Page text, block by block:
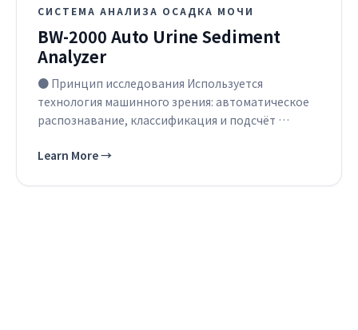
СИСТЕМА АНАЛИЗА ОСАДКА МОЧИ
BW-2000 Auto Urine Sediment
Analyzer
● Принцип исследования Используется
технология машинного зрения: автоматическое
распознавание, классификация и подсчёт …
Learn More→